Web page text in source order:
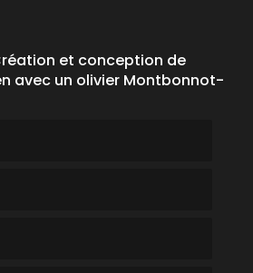
et conception de
avec un olivier Montbonnot-